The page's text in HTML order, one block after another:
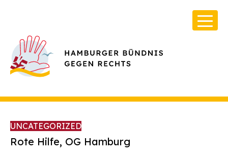
UNCATEGORIZED
Rote Hilfe, OG Hamburg